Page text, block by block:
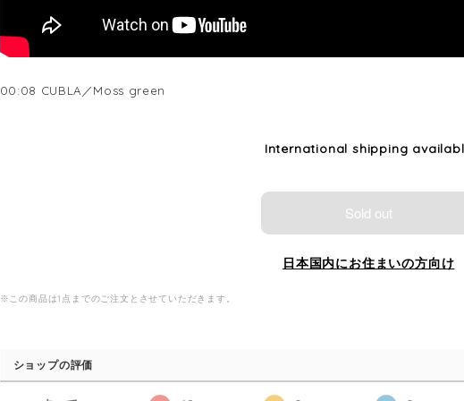
00:08 CUBLA／Moss green
International shipping
Sold out
日本国内にお住まいの方向け
※この商品は1点までのご注文とさせていただきます。
ショップの評価